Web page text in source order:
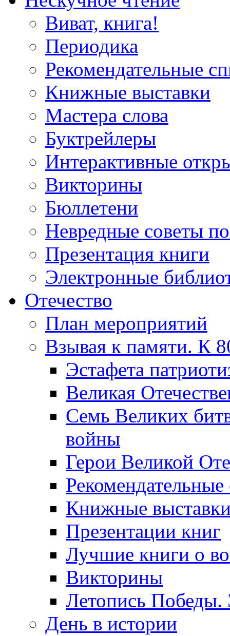
Виват, книга!
Периодика
Рекомендательные
Книжные выставки
Мастера слова
Буктрейлеры
Интерактивные
Викторины
Бюллетени
Невредные советы
Презентация книги
Электронные
Отечество
План мероприятий
Взывая к памяти. К
Эcтафета
Великая
Семь Великих
войны
Герои Великой
Рекомендательные
Книжные
Презентации книг
Лучшие книги о
Викторины
Летопись Победы.
День в истории